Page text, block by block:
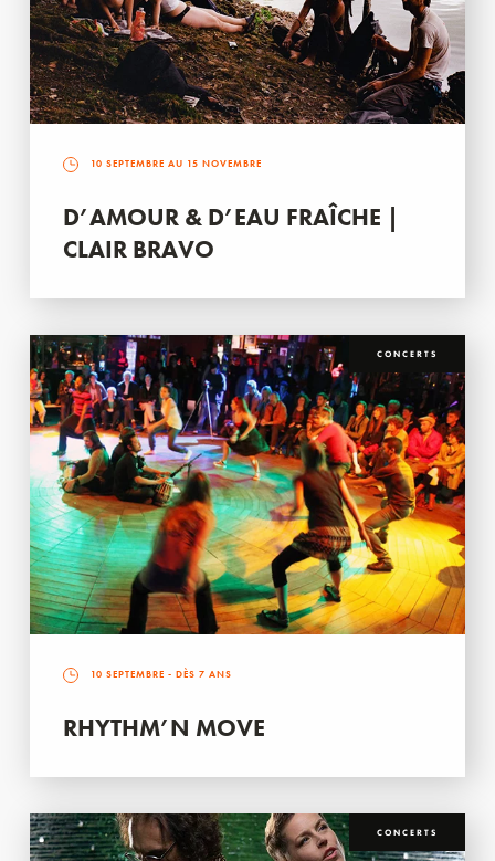
10 SEPTEMBRE AU 15 NOVEMBRE
D’AMOUR & D’EAU FRAÎCHE |
CLAIR BRAVO
CONCERTS
10 SEPTEMBRE - DÈS 7 ANS
RHYTHM’N MOVE
CONCERTS